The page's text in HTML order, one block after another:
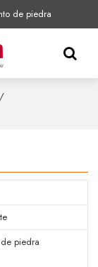
de piedra
/
piedra